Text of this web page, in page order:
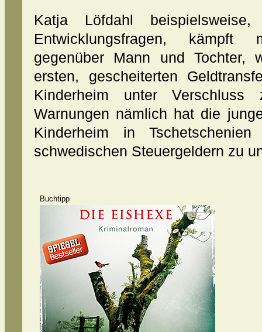
Katja Löfdahl
Entwicklungsfragen, kämpft
gegenüber Mann und Tochter,
ersten, gescheiterten
Kinderheim unter
Warnungen nämlich hat die
Kinderheim in
schwedischen Steuergeldern zu
Buchtipp